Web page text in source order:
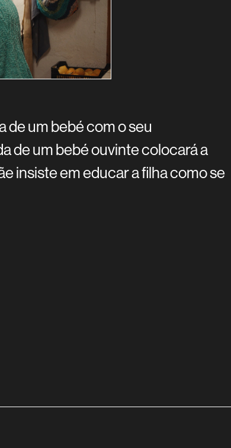
de um bebé com o seu
de um bebé ouvinte colocará a
insiste em educar a filha como se